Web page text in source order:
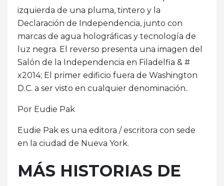
izquierda de una pluma, tintero y la
Declaración de Independencia, junto con
marcas de agua holográficas y tecnología de
luz negra. El reverso presenta una imagen del
Salón de la Independencia en Filadelfia & #
x2014; El primer edificio fuera de Washington
D.C. a ser visto en cualquier denominación..
Por Eudie Pak
Eudie Pak es una editora / escritora con sede
en la ciudad de Nueva York.
MÁS HISTORIAS DE